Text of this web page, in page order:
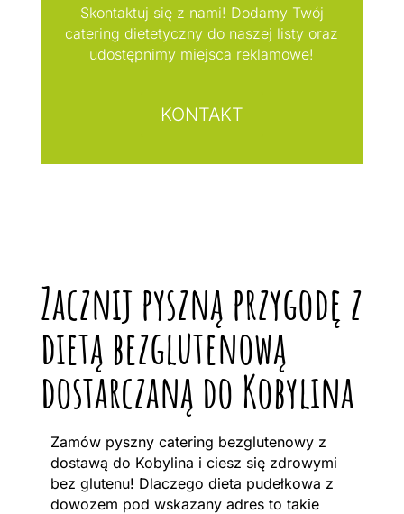
Skontaktuj się z nami! Dodamy Twój
catering dietetyczny do naszej listy oraz
udostępnimy miejsca reklamowe!
KONTAKT
Zacznij pyszną przygodę z
dietą bezglutenową
dostarczaną do Kobylina
Zamów pyszny catering bezglutenowy z
dostawą do Kobylina i ciesz się zdrowymi
bez glutenu! Dlaczego dieta pudełkowa z
dowozem pod wskazany adres to takie